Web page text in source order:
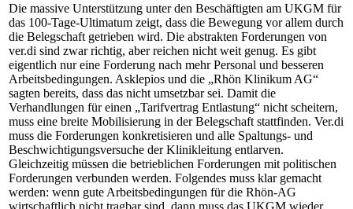
Die massive Unterstützung unter den Beschäftigten am UKGM für
das 100-Tage-Ultimatum zeigt, dass die Bewegung vor allem durch
die Belegschaft getrieben wird. Die abstrakten Forderungen von
ver.di sind zwar richtig, aber reichen nicht weit genug. Es gibt
eigentlich nur eine Forderung nach mehr Personal und besseren
Arbeitsbedingungen. Asklepios und die „Rhön Klinikum AG“
sagten bereits, dass das nicht umsetzbar sei. Damit die
Verhandlungen für einen „Tarifvertrag Entlastung“ nicht scheitern,
muss eine breite Mobilisierung in der Belegschaft stattfinden. Ver.di
muss die Forderungen konkretisieren und alle Spaltungs- und
Beschwichtigungsversuche der Klinikleitung entlarven.
Gleichzeitig müssen die betrieblichen Forderungen mit politischen
Forderungen verbunden werden. Folgendes muss klar gemacht
werden: wenn gute Arbeitsbedingungen für die Rhön-AG
wirtschaftlich nicht tragbar sind, dann muss das UKGM wieder